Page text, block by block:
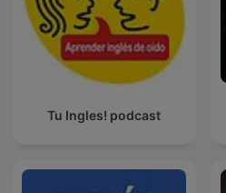
Tu Ingles! podcast